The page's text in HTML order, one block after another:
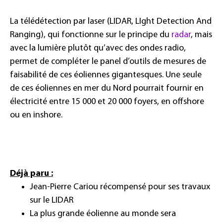
La télédétection par laser (LIDAR, LIght Detection And
Ranging), qui fonctionne sur le principe du radar, mais
avec la lumière plutôt qu’avec des ondes radio,
permet de compléter le panel d’outils de mesures de
faisabilité de ces éoliennes gigantesques. Une seule
de ces éoliennes en mer du Nord pourrait fournir en
électricité entre 15 000 et 20 000 foyers, en offshore
ou en inshore.
Déjà paru :
Jean-Pierre Cariou récompensé pour ses travaux
sur le LIDAR
La plus grande éolienne au monde sera